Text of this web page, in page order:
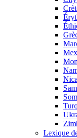
Lexique